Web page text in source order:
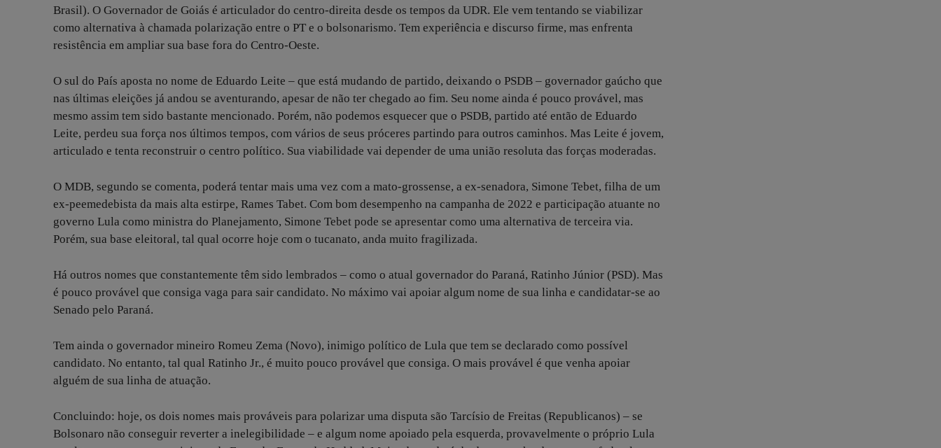
Brasil). O Governador de Goiás é articulador do centro-direita desde os tempos da UDR. Ele vem tentando se viabilizar
como alternativa à chamada polarização entre o PT e o bolsonarismo. Tem experiência e discurso firme, mas enfrenta
resistência em ampliar sua base fora do Centro-Oeste.
O sul do País aposta no nome de Eduardo Leite – que está mudando de partido, deixando o PSDB – governador gaúcho que
nas últimas eleições já andou se aventurando, apesar de não ter chegado ao fim. Seu nome ainda é pouco provável, mas
mesmo assim tem sido bastante mencionado. Porém, não podemos esquecer que o PSDB, partido até então de Eduardo
Leite, perdeu sua força nos últimos tempos, com vários de seus próceres partindo para outros caminhos. Mas Leite é jovem,
articulado e tenta reconstruir o centro político. Sua viabilidade vai depender de uma união resoluta das forças moderadas.
O MDB, segundo se comenta, poderá tentar mais uma vez com a mato-grossense, a ex-senadora, Simone Tebet, filha de um
ex-peemedebista da mais alta estirpe, Rames Tabet. Com bom desempenho na campanha de 2022 e participação atuante no
governo Lula como ministra do Planejamento, Simone Tebet pode se apresentar como uma alternativa de terceira via.
Porém, sua base eleitoral, tal qual ocorre hoje com o tucanato, anda muito fragilizada.
Há outros nomes que constantemente têm sido lembrados – como o atual governador do Paraná, Ratinho Júnior (PSD). Mas
é pouco provável que consiga vaga para sair candidato. No máximo vai apoiar algum nome de sua linha e candidatar-se ao
Senado pelo Paraná.
Tem ainda o governador mineiro Romeu Zema (Novo), inimigo político de Lula que tem se declarado como possível
candidato. No entanto, tal qual Ratinho Jr., é muito pouco provável que consiga. O mais provável é que venha apoiar
alguém de sua linha de atuação.
Concluindo: hoje, os dois nomes mais prováveis para polarizar uma disputa são Tarcísio de Freitas (Republicanos) – se
Bolsonaro não conseguir reverter a inelegibilidade – e algum nome apoiado pela esquerda, provavelmente o próprio Lula